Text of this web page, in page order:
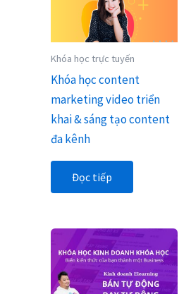
Khóa học trực tuyến
Khóa học content
marketing video triển
khai & sáng tạo content
đa kênh
Đọc tiếp